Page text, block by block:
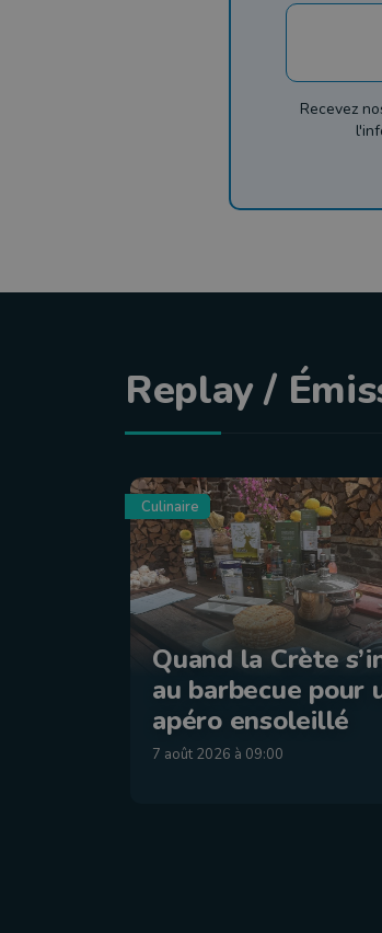
Recevez
Replay /
Culinaire
Quand la Crète
au barbecue pour
apéro ensoleillé
7 août 2026 à 09:00